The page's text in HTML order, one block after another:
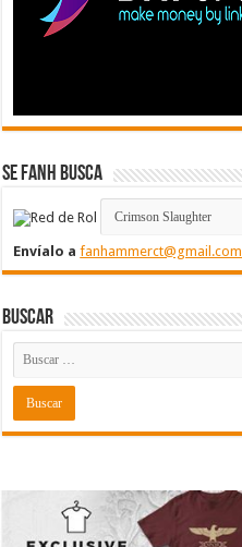
Se FanH Busca
Envíalo afanhammerct@gmail.com
Buscar